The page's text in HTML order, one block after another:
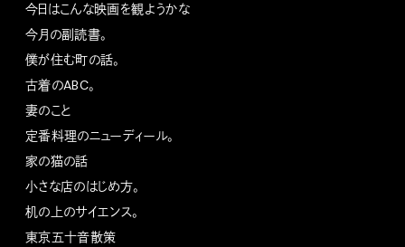
今日はこんな映画を観ようかな
今月の副読書。
僕が住む町の話。
古着のABC。
妻のこと
定番料理のニューディール。
家の猫の話
小さな店のはじめ方。
机の上のサイエンス。
東京五十音散策